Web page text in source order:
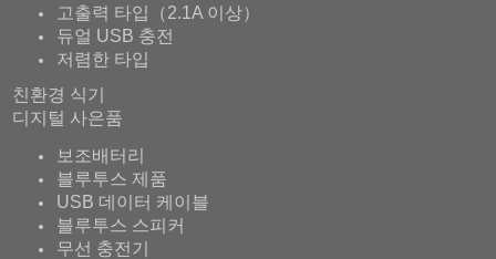
고출력 타입（2.1A 이상）
듀얼 USB 충전
저렴한 타입
친환경 식기
디지털 사은품
보조배터리
블루투스 제품
USB 데이터 케이블
블루투스 스피커
무선 충전기